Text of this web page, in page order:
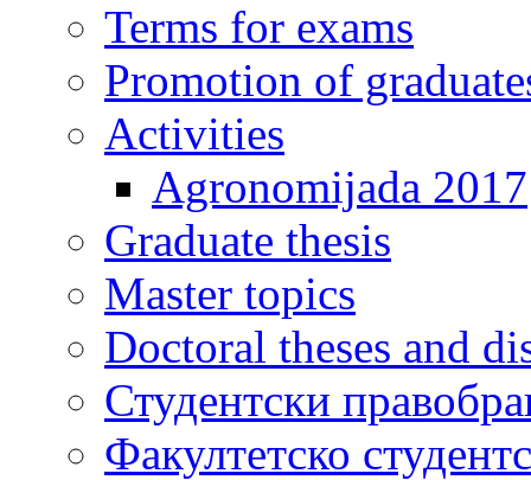
Terms for exams
Promotion of
Activities
Agronomijada 2017
Graduate thesis
Master topics
Doctoral theses and
Студентски
Факултетско